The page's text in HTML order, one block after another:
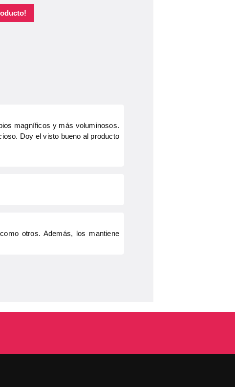
magníficos y más voluminosos.
Doy el visto bueno al producto
otros. Además, los mantiene